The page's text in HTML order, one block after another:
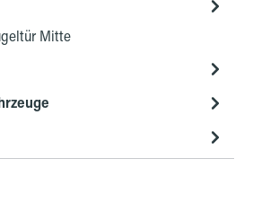
Mitte